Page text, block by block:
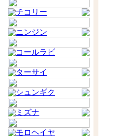
チコリー
ニンジン
コールラビ
ターサイ
シュンギク
ミズナ
モロヘイヤ